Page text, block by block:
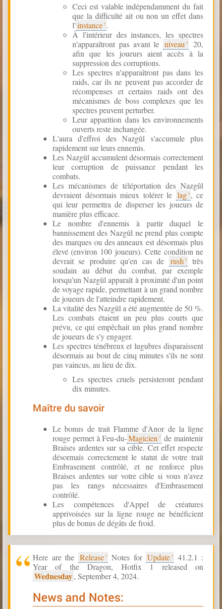
Ceci est valable indépendamment du fait
que la difficulté ait ou non un effet dans
l'instance .
À l'intérieur des instances, les spectres
n'apparaîtront pas avant le niveau
20,
afin que les joueurs aient accès à la
suppression des corruptions.
Les spectres n'apparaîtront pas dans les
raids, car ils ne peuvent pas accorder de
récompenses et certains raids ont des
mécanismes de boss complexes que les
spectres peuvent perturber.
Leur apparition dans les environnements
ouverts reste inchangée.
L'aura d'effroi des Nazgûl s'accumule plus
rapidement sur leurs ennemis.
Les Nazgûl accumulent désormais correctement
leur corruption de puissance pendant les
combats.
Les mécanismes de téléportation des Nazgûl
devraient désormais mieux tolérer le lag , ce
qui leur permettra de disperser les joueurs de
manière plus efficace.
Le nombre d'ennemis à partir duquel le
bannissement des Nazgûl ne prend plus compte
des marques ou des anneaux est désormais plus
élevé (environ 100 joueurs). Cette condition ne
devrait se produire qu'en cas de
rush
très
soudain au début du combat, par exemple
lorsqu'un Nazgûl apparaît à proximité d'un point
de voyage rapide, permettant à un grand nombre
de joueurs de l'atteindre rapidement.
La vitalité des Nazgûl a été augmentée de 50 %.
Les combats étaient un peu plus courts que
prévu, ce qui empêchait un plus grand nombre
de joueurs de s'y engager.
Les spectres ténébreux et lugubres disparaissent
désormais au bout de cinq minutes s'ils ne sont
pas vaincus, au lieu de dix.
Les spectres cruels persisteront pendant
dix minutes.
Maître du savoir
Le bonus de trait Flamme d'Anor de la ligne
rouge permet à Feu-du-Magicien
de maintenir
Braises ardentes sur sa cible. Cet effet respecte
désormais correctement le statut de votre trait
Embrasement contrôlé, et ne renforce plus
Braises ardentes sur votre cible si vous n'avez
pas les rangs nécessaires d'Embrasement
contrôlé.
Les compétences d'Appel de créatures
apprivoisées sur la ligne rouge ne bénéficient
plus de bonus de dégâts de froid.
Here are the Release Notes for Update
41.2.1 :
Year of the Dragon, Hotfix 1 released on
Wednesday, September 4, 2024.
News and Notes: